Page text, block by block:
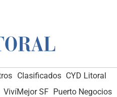
Clasificados CYD Litoral
VivíMejor SF Puerto Negocios